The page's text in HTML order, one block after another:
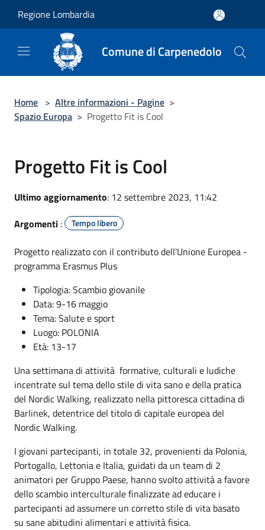
Regione Lombardia
Comune di Carpenedolo
Home > Altre informazioni - Pagine >
Spazio Europa > Progetto Fit is Cool
Progetto Fit is Cool
Ultimo aggiornamento: 12 settembre 2023, 11:42
Argomenti : Tempo libero
Progetto realizzato con il contributo dell'Unione Europea -
programma Erasmus Plus
Tipologia: Scambio giovanile
Data: 9-16 maggio
Tema: Salute e sport
Luogo: POLONIA
Età: 13-17
Una settimana di attività formative, culturali e ludiche
incentrate sul tema dello stile di vita sano e della pratica
del Nordic Walking, realizzato nella pittoresca cittadina di
Barlinek, detentrice del titolo di capitale europea del
Nordic Walking.
I giovani partecipanti, in totale 32, provenienti da Polonia,
Portogallo, Lettonia e Italia, guidati da un team di 2
animatori per Gruppo Paese, hanno svolto attività a favore
dello scambio interculturale finalizzate ad educare i
partecipanti ad assumere un corretto stile di vita basato
su sane abitudini alimentari e attività fisica.